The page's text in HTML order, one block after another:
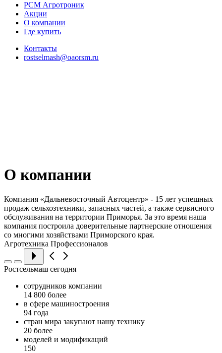
РСМ Агротроник
Акции
О компании
Где купить
Контакты
rostselmash@oaorsm.ru
О компании
Компания «Дальневосточный Автоцентр» - 15 лет успешных
продаж сельхозтехники, запасных частей, а также сервисного
обслуживания на территории Приморья. За это время наша
компания построила доверительные партнерские отношения
со многими хозяйствами Приморского края.
Агротехника Профессионалов
Ростсельмаш сегодня
сотрудников компании
14 800 более
в сфере машиностроения
94 года
стран мира закупают нашу технику
20 более
моделей и модификаций
150